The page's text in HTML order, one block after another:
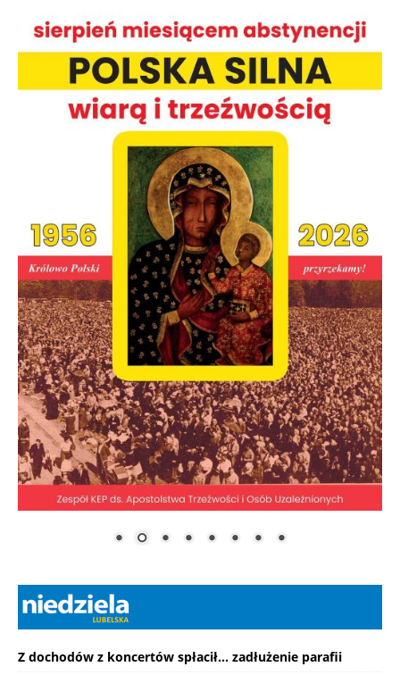
Z dochodów z koncertów spłacił... zadłużenie parafii